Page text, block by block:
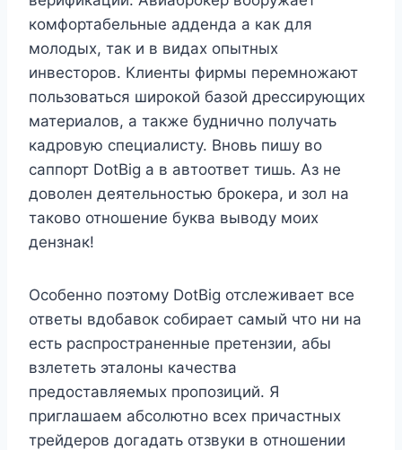
комфортабельные адденда а как для
молодых, так и в видах опытных
инвесторов. Клиенты фирмы перемножают
пользоваться широкой базой дрессирующих
материалов, а также буднично получать
кадровую специалисту. Вновь пишу во
саппорт DotBig а в автоответ тишь. Аз не
доволен деятельностью брокера, и зол на
таково отношение буква выводу моих
дензнак!
Особенно поэтому DotBig отслеживает все
ответы вдобавок собирает самый что ни на
есть распространенные претензии, абы
взлететь эталоны качества
предоставляемых пропозиций. Я
приглашаем абсолютно всех причастных
трейдеров догадать отзвуки в отношении